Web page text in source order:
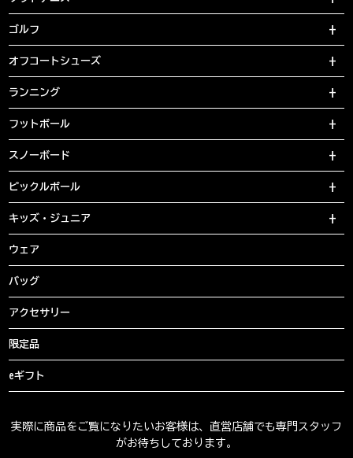
ゴルフ
オフコートシューズ
ランニング
フットボール
スノーボード
ピックルボール
キッズ・ジュニア
ウェア
バッグ
アクセサリー
限定品
eギフト
実際に商品をご覧になりたいお客様は、直営店舗でも専門スタッフ
がお待ちしております。